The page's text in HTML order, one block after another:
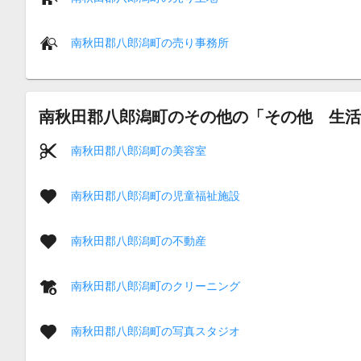
南秋田郡八郎潟町の売り事務所
南秋田郡八郎潟町のその他の「その他 生
南秋田郡八郎潟町の美容室
南秋田郡八郎潟町の児童福祉施設
南秋田郡八郎潟町の不動産
南秋田郡八郎潟町のクリーニング
南秋田郡八郎潟町の写真スタジオ